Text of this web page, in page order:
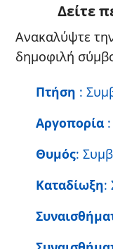
Δείτε
Ανακαλύψτε
δημοφιλή
Πτήση :
Αργοπορία
Θυμός:
Καταδίωξη: